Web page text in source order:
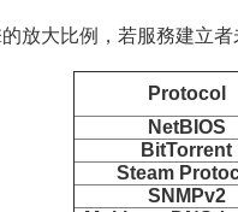
放大比例，若服務建立
Protocol
NetBIOS
BitTorrent
Steam
SNMPv2